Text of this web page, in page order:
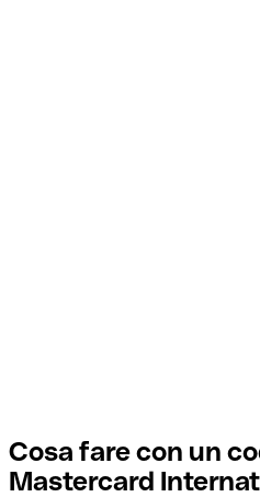
Cosa fare con un
Mastercard